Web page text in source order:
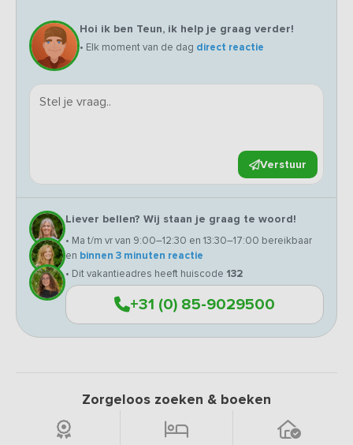
Hoi ik ben Teun, ik help je graag verder!
• Elk moment van de dag direct reactie
Verstuur
Liever bellen? Wij staan je graag te woord!
• Ma t/m vr van 9:00–12:30 en 13:30–17:00 bereikbaar
en binnen 3 minuten reactie
• Dit vakantieadres heeft huiscode 132
+31 (0) 85-9029500
Zorgeloos zoeken & boeken